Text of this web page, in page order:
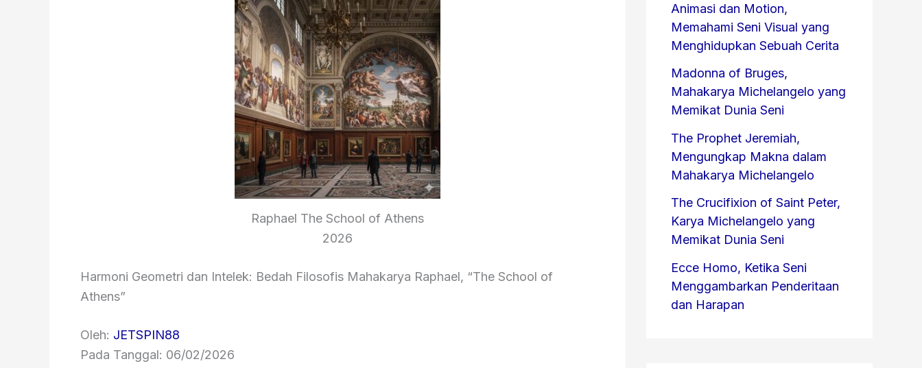
Raphael The School of Athens
2026
Harmoni Geometri dan Intelek: Bedah Filosofis Mahakarya Raphael, “The School of
Athens”
Oleh: JETSPIN88
Pada Tanggal: 06/02/2026
Animasi dan Motion,
Memahami Seni Visual yang
Menghidupkan Sebuah Cerita
Madonna of Bruges,
Mahakarya Michelangelo yang
Memikat Dunia Seni
The Prophet Jeremiah,
Mengungkap Makna dalam
Mahakarya Michelangelo
The Crucifixion of Saint Peter,
Karya Michelangelo yang
Memikat Dunia Seni
Ecce Homo, Ketika Seni
Menggambarkan Penderitaan
dan Harapan